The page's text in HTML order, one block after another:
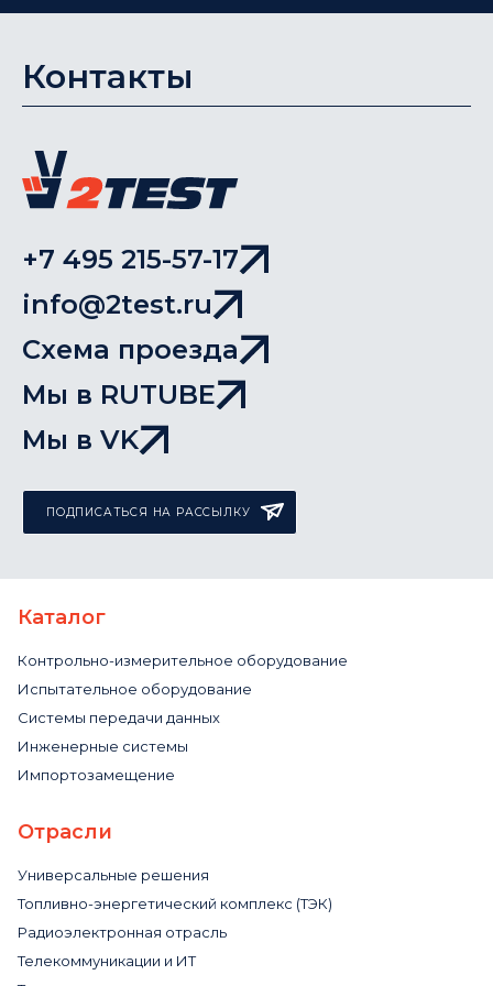
Контакты
+7 495 215-57-17
info@2test.ru
Схема проезда
Мы в RUTUBE
Мы в VK
ПОДПИСАТЬСЯ НА РАССЫЛКУ
Каталог
Контрольно-измерительное оборудование
Испытательное оборудование
Системы передачи данных
Инженерные системы
Импортозамещение
Отрасли
Универсальные решения
Топливно-энергетический комплекс (ТЭК)
Радиоэлектронная отрасль
Телекоммуникации и ИТ